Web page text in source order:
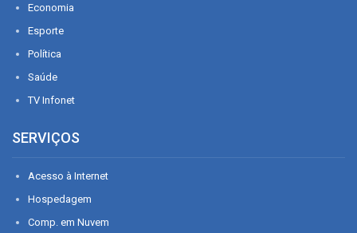
Economia
Esporte
Política
Saúde
TV Infonet
SERVIÇOS
Acesso à Internet
Hospedagem
Comp. em Nuvem